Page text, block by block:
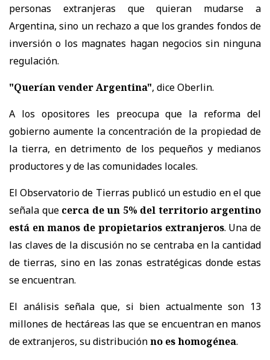
personas extranjeras que quieran mudarse a
Argentina, sino un rechazo a que los grandes fondos de
inversión o los magnates hagan negocios sin ninguna
regulación.
"Querían vender Argentina", dice Oberlin.
A los opositores les preocupa que la reforma del
gobierno aumente la concentración de la propiedad de
la tierra, en detrimento de los pequeños y medianos
productores y de las comunidades locales.
El Observatorio de Tierras publicó un estudio en el que
señala que cerca de un 5% del territorio argentino
está en manos de propietarios extranjeros. Una de
las claves de la discusión no se centraba en la cantidad
de tierras, sino en las zonas estratégicas donde estas
se encuentran.
El análisis señala que, si bien actualmente son 13
millones de hectáreas las que se encuentran en manos
de extranjeros, su distribuciónno es homogénea.